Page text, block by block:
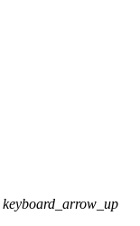
keyboard_arrow_up